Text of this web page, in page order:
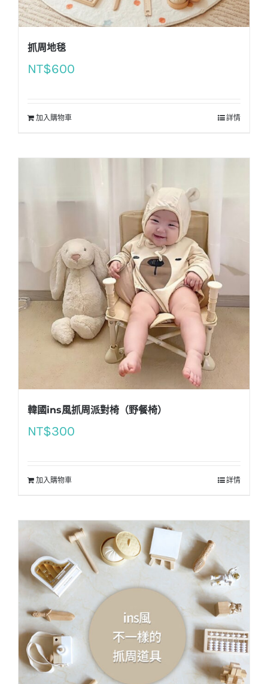
抓周地毯
NT$600
加入購物車 詳情
韓國ins風抓周派對椅（野餐椅）
NT$300
加入購物車 詳情